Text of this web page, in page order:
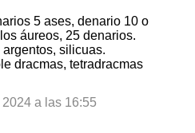
5 ases, denario 10 o
áureos, 25 denarios.
silicuas.
dracmas, tetradracmas
a las 16:55